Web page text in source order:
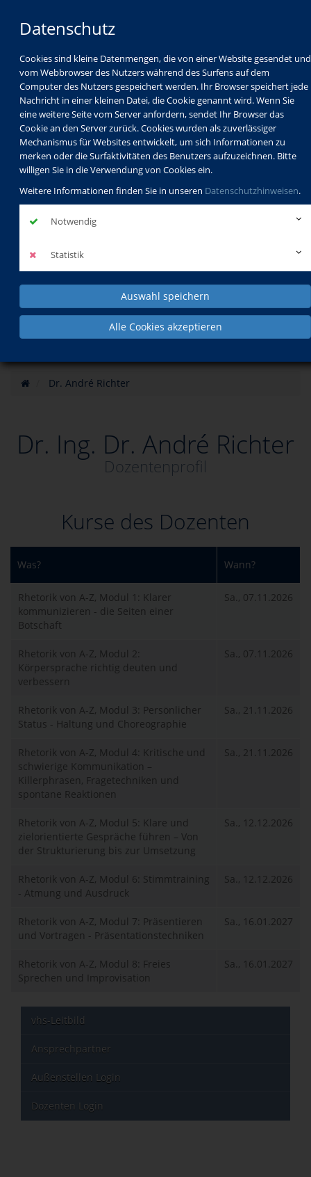
Datenschutz
Cookies sind kleine Datenmengen, die von einer Website gesendet und
vom Webbrowser des Nutzers während des Surfens auf dem
Computer des Nutzers gespeichert werden. Ihr Browser speichert jede
Nachricht in einer kleinen Datei, die Cookie genannt wird. Wenn Sie
eine weitere Seite vom Server anfordern, sendet Ihr Browser das
Cookie an den Server zurück. Cookies wurden als zuverlässiger
Mechanismus für Websites entwickelt, um sich Informationen zu
merken oder die Surfaktivitäten des Benutzers aufzuzeichnen. Bitte
willigen Sie in die Verwendung von Cookies ein.
Weitere Informationen finden Sie in unseren Datenschutzhinweisen.
Notwendig
Statistik
Auswahl speichern
Alle Cookies akzeptieren
Programm
Schulabschlüsse
Schulkindbetreuung
Service
Dr. André Richter
Dr. Ing. Dr. André Richter
Dozentenprofil
Kurse des Dozenten
Was? Wann?
Rhetorik von A-Z, Modul 1: Klarer
kommunizieren - die Seiten einer
Botschaft
Sa., 07.11.2026
Rhetorik von A-Z, Modul 2:
Körpersprache richtig deuten und
verbessern
Sa., 07.11.2026
Rhetorik von A-Z, Modul 3: Persönlicher
Status - Haltung und Choreographie
Sa., 21.11.2026
Rhetorik von A-Z, Modul 4: Kritische und
schwierige Kommunikation –
Killerphrasen, Fragetechniken und
spontane Reaktionen
Sa., 21.11.2026
Rhetorik von A-Z, Modul 5: Klare und
zielorientierte Gespräche führen – Von
der Strukturierung bis zur Umsetzung
Sa., 12.12.2026
Rhetorik von A-Z, Modul 6: Stimmtraining
- Atmung und Ausdruck
Sa., 12.12.2026
Rhetorik von A-Z, Modul 7: Präsentieren
und Vortragen - Präsentationstechniken
Sa., 16.01.2027
Rhetorik von A-Z, Modul 8: Freies
Sprechen und Improvisation
Sa., 16.01.2027
vhs-Leitbild
Ansprechpartner
Außenstellen Login
Dozenten Login